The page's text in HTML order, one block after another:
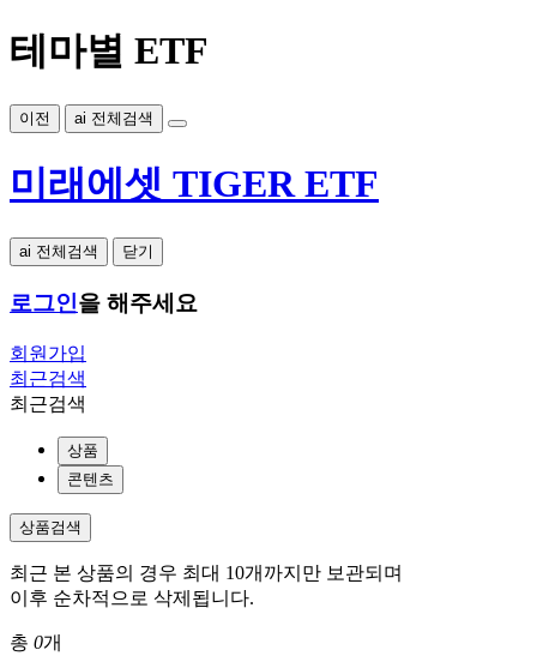
테마별 ETF
이전 ai 전체검색
미래에셋 TIGER ETF
ai 전체검색 닫기
로그인을 해주세요
회원가입
최근검색
최근검색
상품
콘텐츠
상품검색
최근 본 상품의 경우 최대 10개까지만 보관되며
이후 순차적으로 삭제됩니다.
총 0개